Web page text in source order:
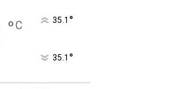
°C 35.1 °
35.1 °